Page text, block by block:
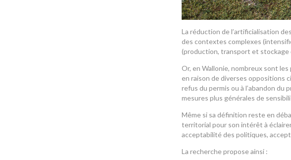
La réduction de l’artificialisation
des contextes complexes
(production, transport et stockage
Or, en Wallonie, nombreux sont
en raison de diverses oppositions
refus du permis ou à l’abandon du
mesures plus générales de
Même si sa définition reste en
territorial pour son intérêt à
acceptabilité des politiques,
La recherche propose ainsi :